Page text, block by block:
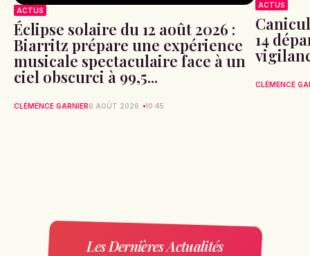
ACTUS
Éclipse solaire du 12 août 2026 :
Biarritz prépare une expérience
musicale spectaculaire face à un
ciel obscurci à 99,5...
CLÉMENCE GARNIER6 AOÛT 2026 10:45
ACTUS
14
CLÉMENCE
Les Dernières Actualités